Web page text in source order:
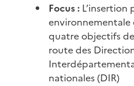
Focus : L’insertion
environnementale
quatre objectifs
route des
nationales (DIR)